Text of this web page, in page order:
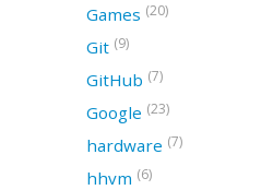
Games (20)
Git (9)
GitHub (7)
Google (23)
hardware (7)
hhvm (6)